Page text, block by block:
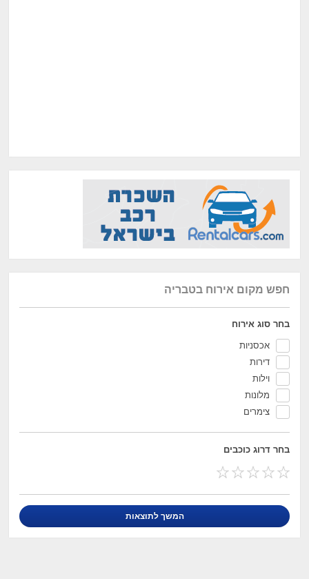
חפש מקום אירוח בטבריה
בחר סוג אירוח
אכסניות
דירות
וילות
מלונות
צימרים
בחר דרוג כוכבים